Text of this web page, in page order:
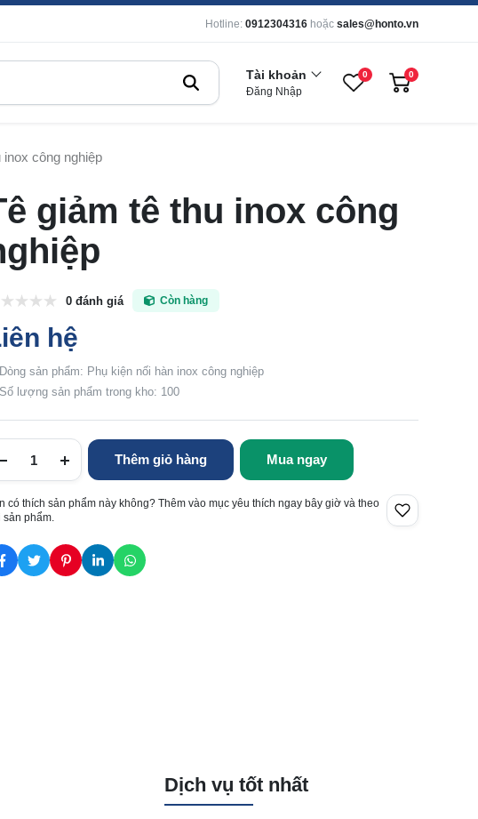
Hotline: 0912304316 hoặc sales@honto.vn
Tài khoản
Đăng Nhập
0 0
inox công nghiệp
giảm tê thu inox công
0 đánh giá Còn hàng
hệ
Dòng sản phẩm: Phụ kiện nối hàn inox công nghiệp
Số lượng sản phẩm trong kho: 100
Thêm giỏ hàng Mua ngay
có thích sản phẩm này không? Thêm vào mục yêu thích ngay bây giờ và theo
sản phẩm.
Dịch vụ tốt nhất